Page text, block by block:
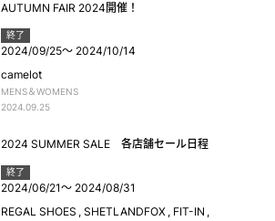
AUTUMN FAIR 2024開催！
終了
2024/09/25～ 2024/10/14
camelot
MENS＆WOMENS
2024.09.25
2024 SUMMER SALE 各店舗セール日程
終了
2024/06/21～ 2024/08/31
REGAL SHOES SHETLANDFOX FIT-IN